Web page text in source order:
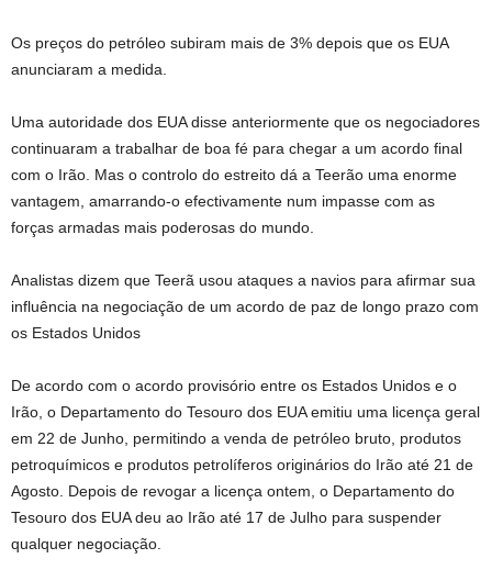
Os preços do petróleo subiram mais de 3% depois que os EUA
anunciaram a medida.
Uma autoridade dos EUA disse anteriormente que os negociadores
continuaram a trabalhar de boa fé para chegar a um acordo final
com o Irão. Mas o controlo do estreito dá a Teerão uma enorme
vantagem, amarrando-o efectivamente num impasse com as
forças armadas mais poderosas do mundo.
Analistas dizem que Teerã usou ataques a navios para afirmar sua
influência na negociação de um acordo de paz de longo prazo com
os Estados Unidos
De acordo com o acordo provisório entre os Estados Unidos e o
Irão, o Departamento do Tesouro dos EUA emitiu uma licença geral
em 22 de Junho, permitindo a venda de petróleo bruto, produtos
petroquímicos e produtos petrolíferos originários do Irão até 21 de
Agosto. Depois de revogar a licença ontem, o Departamento do
Tesouro dos EUA deu ao Irão até 17 de Julho para suspender
qualquer negociação.